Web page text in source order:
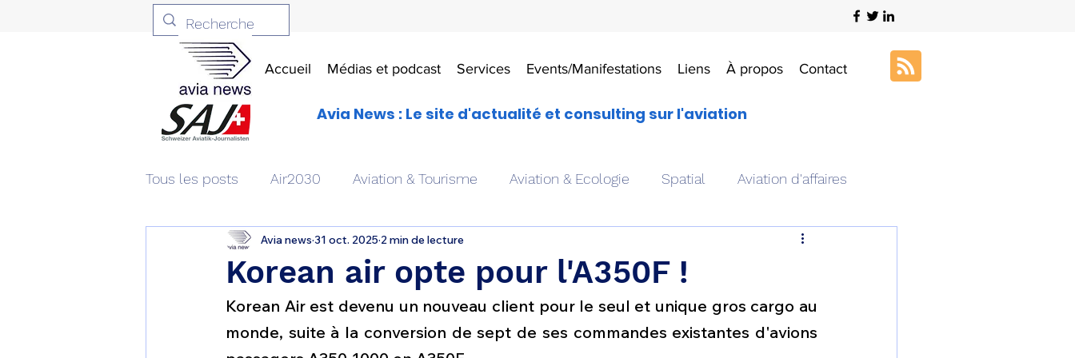
Accueil Médias et podcast Services Events/Manifestations Liens À propos Contact
Avia News : Le site d'actualité et consulting sur l'aviation
Tous les posts Air2030 Aviation & Tourisme Aviation & Ecologie Spatial Aviation d'affaires
Aviation & Défense Livres Drones aériens Art & Aviation
Patrimoine aéronautique Avionique & pilotage Avion expérimental Formation aéronautique
Korean air opte pour l'A350F !
Avia news 31 oct. 2025 2 min de lecture
Korean Air est devenu un nouveau client pour le seul et unique gros cargo au
monde, suite à la conversion de sept de ses commandes existantes d'avions